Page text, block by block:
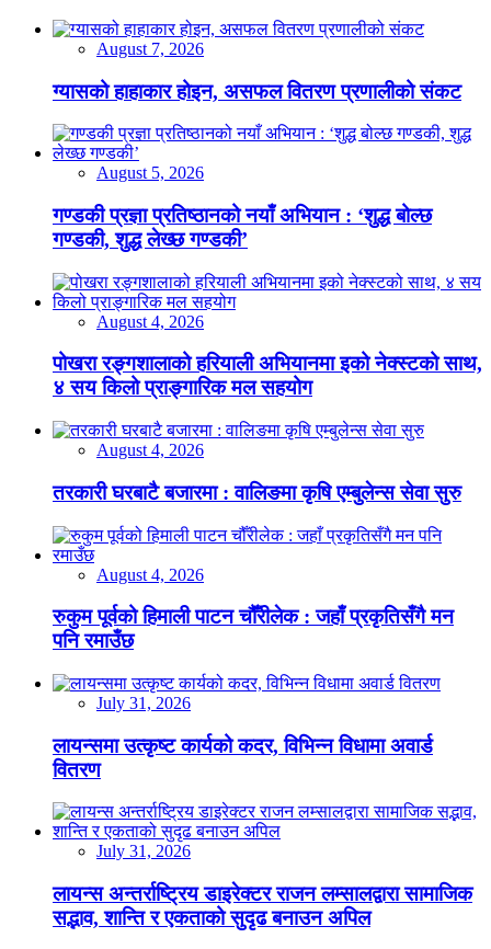
August 7, 2026
ग्यासको हाहाकार होइन, असफल वितरण प्रणालीको संकट
August 5, 2026
गण्डकी प्रज्ञा प्रतिष्ठानको नयाँ अभियान : ‘शुद्ध बोल्छ
गण्डकी, शुद्ध लेख्छ गण्डकी’
August 4, 2026
पोखरा रङ्गशालाको हरियाली अभियानमा इको नेक्स्टको साथ,
४ सय किलो प्राङ्गारिक मल सहयोग
August 4, 2026
तरकारी घरबाटै बजारमा : वालिङमा कृषि एम्बुलेन्स सेवा सुरु
August 4, 2026
रुकुम पूर्वको हिमाली पाटन चौँरीलेक : जहाँ प्रकृतिसँगै मन
पनि रमाउँछ
July 31, 2026
लायन्समा उत्कृष्ट कार्यको कदर, विभिन्न विधामा अवार्ड
वितरण
July 31, 2026
लायन्स अन्तर्राष्ट्रिय डाइरेक्टर राजन लम्सालद्वारा सामाजिक
सद्भाव, शान्ति र एकताको सुदृढ बनाउन अपिल